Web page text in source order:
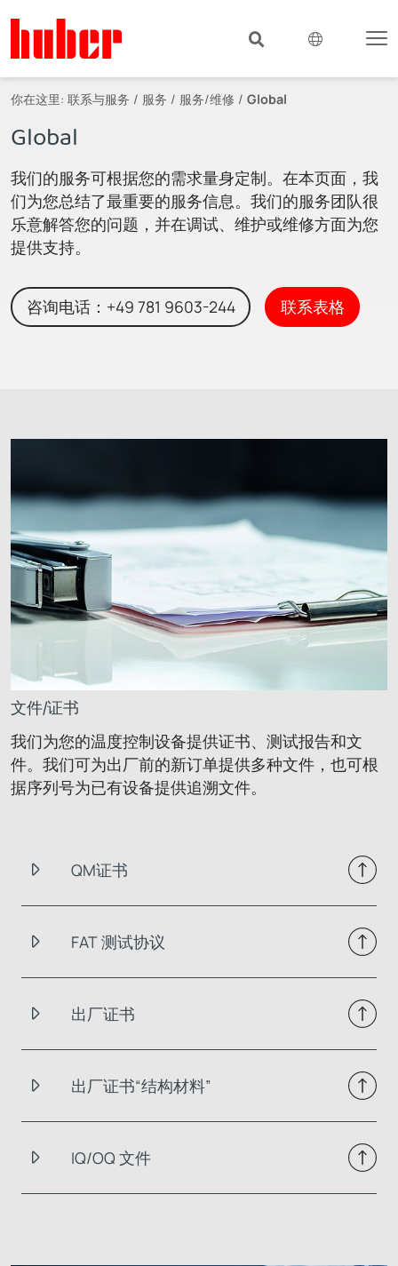
你在这里: 联系与服务 服务 服务/维修 Global
Global
我们的服务可根据您的需求量身定制。在本页面，我
们为您总结了最重要的服务信息。我们的服务团队很
乐意解答您的问题，并在调试、维护或维修方面为您
提供支持。
咨询电话：+49 781 9603-244 联系表格
文件/证书
我们为您的温度控制设备提供证书、测试报告和文
件。我们可为出厂前的新订单提供多种文件，也可根
据序列号为已有设备提供追溯文件。
QM证书
FAT 测试协议
出厂证书
出厂证书“结构材料”
IQ/OQ 文件